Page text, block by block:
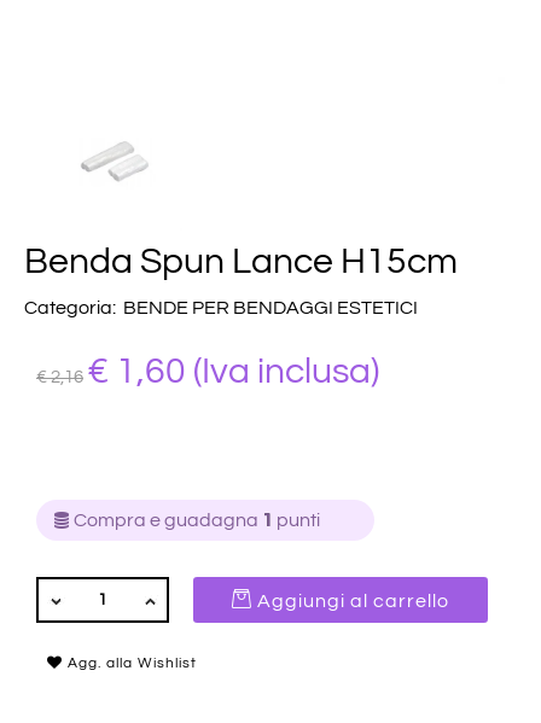
Benda Spun Lance H15cm
Categoria: BENDE PER BENDAGGI ESTETICI
€ 2,16 € 1,60 (Iva inclusa)
Compra e guadagna 1 punti
QUANTITÀ
Aggiungi al carrello
Agg. alla Wishlist